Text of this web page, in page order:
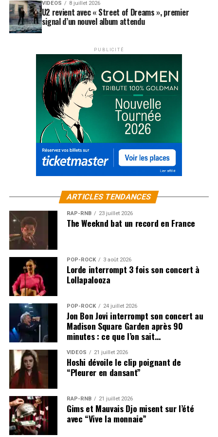
VIDEOS 8 juillet 2026
U2 revient avec « Street of Dreams », premier
signal d’un nouvel album attendu
PUBLICITÉ
ARTICLES TENDANCES
RAP-RNB 23 juillet 2026
The Weeknd bat un record en France
POP-ROCK 3 août 2026
Lorde interrompt 3 fois son concert à
Lollapalooza
POP-ROCK 24 juillet 2026
Jon Bon Jovi interrompt son concert au
Madison Square Garden après 90
minutes : ce que l’on sait…
VIDEOS 21 juillet 2026
Hoshi dévoile le clip poignant de
“Pleurer en dansant”
RAP-RNB 21 juillet 2026
Gims et Mauvais Djo misent sur l’été
avec “Vive la monnaie”